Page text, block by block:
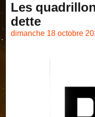
Les
dette
dimanche 18 octobre